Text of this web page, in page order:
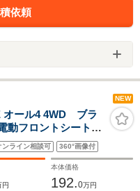
依頼
NEW
オール4 4WD ブラ
動フロントシート
USB/Bt バックカメ
警告 LEDヘッドラ
ンライン相談可 360°画像付
円
本体価格
192.0万円